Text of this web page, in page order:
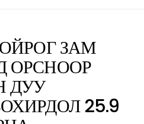
ЗАМ
ОРСНООР
ДУУ
25.9